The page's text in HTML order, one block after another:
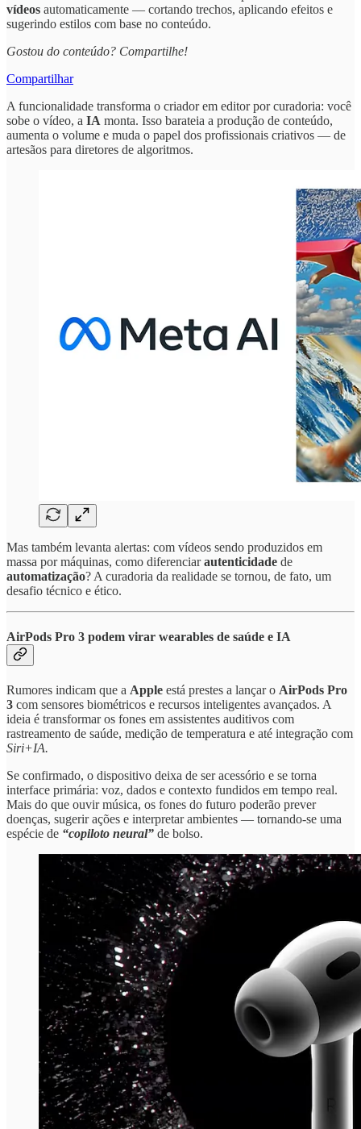
vídeos automaticamente — cortando trechos, aplicando efeitos e
sugerindo estilos com base no conteúdo.
Gostou do conteúdo? Compartilhe!
Compartilhar
A funcionalidade transforma o criador em editor por curadoria: você
sobe o vídeo, a IA monta. Isso barateia a produção de conteúdo,
aumenta o volume e muda o papel dos profissionais criativos — de
artesãos para diretores de algoritmos.
Mas também levanta alertas: com vídeos sendo produzidos em
massa por máquinas, como diferenciarautenticidade de
automatização? A curadoria da realidade se tornou, de fato, um
desafio técnico e ético.
AirPods Pro 3 podem virar wearables de saúde e IA
Rumores indicam que a Apple está prestes a lançar o AirPods Pro
3 com sensores biométricos e recursos inteligentes avançados. A
ideia é transformar os fones em assistentes auditivos com
rastreamento de saúde, medição de temperatura e até integração com
Siri+IA.
Se confirmado, o dispositivo deixa de ser acessório e se torna
interface primária: voz, dados e contexto fundidos em tempo real.
Mais do que ouvir música, os fones do futuro poderão prever
doenças, sugerir ações e interpretar ambientes — tornando-se uma
espécie de “copiloto neural” de bolso.